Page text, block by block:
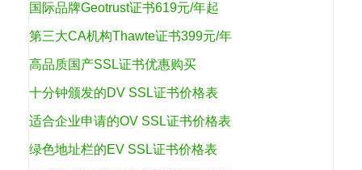
国际品牌Geotrust证书619元/年起
第三大CA机构Thawte证书399元/年
高品质国产SSL证书优惠购买
十分钟颁发的DV SSL证书价格表
适合企业申请的OV SSL证书价格表
绿色地址栏的EV SSL证书价格表